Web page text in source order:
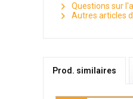
Questions sur
Autres articles
Prod. similaires